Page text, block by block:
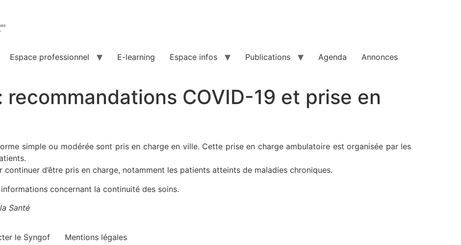
Espace professionnel E-learning Espace infos Publications Agenda Annonces
recommandations COVID-19 et prise en
simple ou modérée sont pris en charge en ville. Cette prise en charge ambulatoire est organisée par les
d’être pris en charge, notamment les patients atteints de maladies chroniques.
concernant la continuité des soins.
Santé
le Syngof Mentions légales